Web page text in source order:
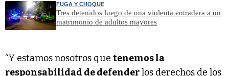
FUGA Y CHOQUE
Tres detenidos luego de una violenta entradera a un
matrimonio de adultos mayores
“Y estamos nosotros que tenemos la
responsabilidad de defenderlos derechos de los